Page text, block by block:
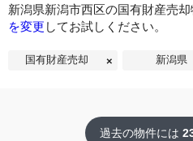
新潟県新潟市西区の国有財産売却
を変更 してお試しください。
国有財産売却 新潟県
過去の物件には